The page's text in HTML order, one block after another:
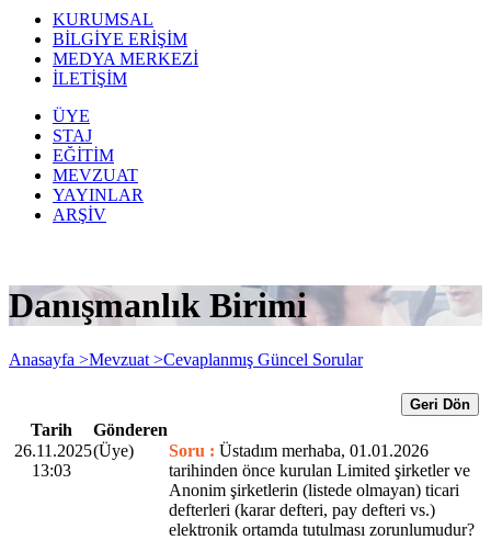
KURUMSAL
BİLGİYE ERİŞİM
MEDYA MERKEZİ
İLETİŞİM
ÜYE
STAJ
EĞİTİM
MEVZUAT
YAYINLAR
ARŞİV
Danışmanlık Birimi
Anasayfa >Mevzuat >Cevaplanmış Güncel Sorular
Geri Dön
Tarih
Gönderen
26.11.2025
13:03
(Üye) Soru : Üstadım merhaba, 01.01.2026
tarihinden önce kurulan Limited şirketler ve
Anonim şirketlerin (listede olmayan) ticari
defterleri (karar defteri, pay defteri vs.)
elektronik ortamda tutulması zorunlumudur?